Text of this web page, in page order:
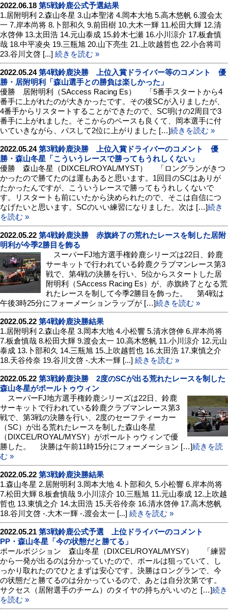
2022.06.18 第5戦鈴鹿公式予選結果
1.居附明利 2.森山冬星 3.山本聖渚 4.岡本大地 5.高木悠帆 6.渡会太
一 7.岸本尚将 8.卜部和久 9.前田樹 10.大木一輝 11.松田大輝 12.清
水啓伸 13.太田浩 14.元山泰成 15.鈴木七瀬 16.小川涼介 17.板倉慎
哉 18.中平凌央 19.三瓶旭 20.山下亮生 21.上吹越哲也 22.小合将司
23.谷川文啓 [...] 続きを読む »
2022.05.24第4戦鈴鹿決勝 上位入賞ドライバー等のコメント 優
勝・居附明利「森山選手との勝負は楽しかった」
優勝 居附明利（SAccess Racing Es） 「5番手スタートから4
番手に上がれたのが大きかったです。その後SCが入りましたが、
4番手からリスタートすることができたので、SC明けの2周目で3
番手に上がれました。そこからのペースも良くて、岡本選手に付
いていきながら、パスして2位に上がりました […]続きを読む »
2022.05.24第3戦鈴鹿決勝 上位入賞ドライバーのコメント 優
勝・森山冬星「こういうレースで勝ってもうれしくない」
優勝 森山冬星（DIXCEL/ROYAL/MYST） 「ロングランがきつ
かったので勝てたのは運もあると思います。1回目のSCはありが
たかったんですが、こういうレースで勝ってもうれしくないで
す。リスタートも前にいたから決められたので、そこは自信につ
なげたいと思います。SCのいい練習になりました。次は […]続き
を読む »
2022.05.22 第4戦鈴鹿決勝 赤旗終了の荒れたレースを制した居附
明利が今季2勝目を飾る
スーパーFJ地方選手権鈴鹿シリーズは22日、鈴鹿
サーキットで行われている鈴鹿クラブマンレース第3
戦で、第4戦の決勝を行い、5位からスタートした居
附明利（SAccess Racing Es）が、赤旗終了となる荒
れたレースを制して今季2勝目を飾った。 第4戦は
午後3時25分にフォーメーションラップが […]続きを読む »
2022.05.22 第4戦鈴鹿決勝結果
1.居附明利 2.森山冬星 3.岡本大地 4.小松響 5.清水啓伸 6.岸本尚将
7.板倉慎哉 8.松田大輝 9.渡会太一 10.高木悠帆 11.小川涼介 12.元山
泰成 13.卜部和久 14.三瓶旭 15.上吹越哲也 16.太田浩 17.東慎之介
18.天谷伶奈 19.谷川文啓 -.大木一輝 [...] 続きを読む »
2022.05.22 第3戦鈴鹿決勝 2度のSCが出る荒れたレースを制した
森山冬星がポールトゥウィン
スーパーFJ地方選手権鈴鹿シリーズは22日、鈴鹿
サーキットで行われている鈴鹿クラブマンレース第3
戦で、第3戦の決勝を行い、2度のセーフティーカー
（SC）が出る荒れたレースを制した森山冬星
（DIXCEL/ROYAL/MYSY）がポールトゥウィンで優
勝した。 決勝は午前11時15分にフォーメーション […]続きを読
む »
2022.05.22 第3戦鈴鹿決勝結果
1.森山冬星 2.居附明利 3.岡本大地 4.卜部和久 5.小松響 6.岸本尚将
7.松田大輝 8.板倉慎哉 9.小川涼介 10.三瓶旭 11.元山泰成 12.上吹越
哲也 13.東慎之介 14.太田浩 15.天谷伶奈 16.清水啓伸 17.高木悠帆
18.谷川文啓 -.大木一輝 -.渡会太一 [...] 続きを読む »
2022.05.21 第3戦鈴鹿公式予選 上位ドライバーのコメント
PP・森山冬星「今の状態だと勝てる」
ポールポジション 森山冬星（DIXCEL/ROYAL/MYSY） 「練習
から一発が出るのは分かっていたので、ポールは狙っていて、し
っかり取れたのでひとまずは安心です。決勝はロングランで、今
の状態だと勝てるのは分かっているので、あとは自分次第です。
サクセス（居附選手のチーム）のタイヤの持ちがいいのと […]続き
を読む »